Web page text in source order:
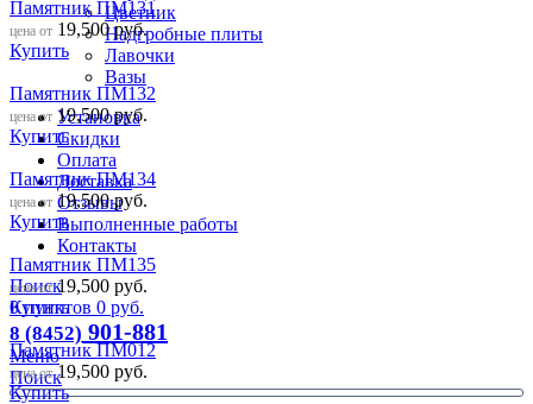
Цветник
Надгробные плиты
Лавочки
Вазы
Установка
Скидки
Оплата
Доставка
Отзывы
Выполненные работы
Контакты
Поиск
0пунктов 0 руб.
8 (8452) 901-881
Меню
Поиск
Памятник ПМ131
цена от 19,500руб.
Купить
Памятник ПМ132
цена от 19,500руб.
Купить
Памятник ПМ134
цена от 19,500руб.
Купить
Памятник ПМ135
цена от 19,500 руб.
Купить
Памятник ПМ012
цена от 19,500 руб.
Купить